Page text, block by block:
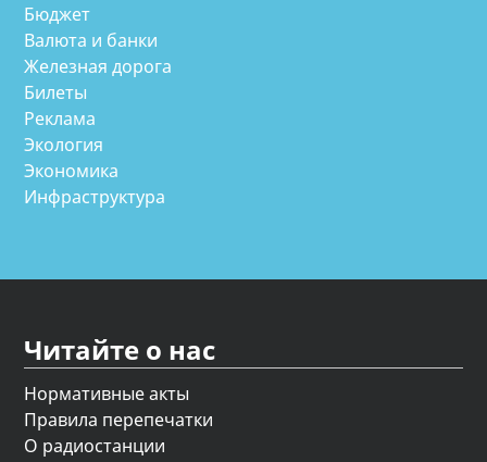
Бюджет
Валюта и банки
Железная дорога
Билеты
Реклама
Экология
Экономика
Инфраструктура
Читайте о нас
Нормативные акты
Правила перепечатки
О радиостанции